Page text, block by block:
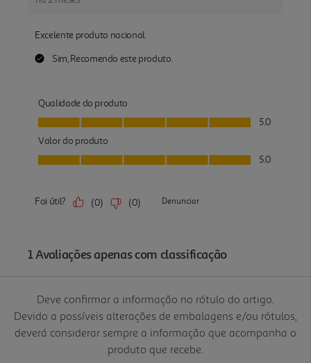
Deve confirmar a informação no rótulo do artigo.
Devido a possíveis alterações de embalagens e/ou rótulos,
deverá considerar sempre a informação que acompanha o
produto que recebe.